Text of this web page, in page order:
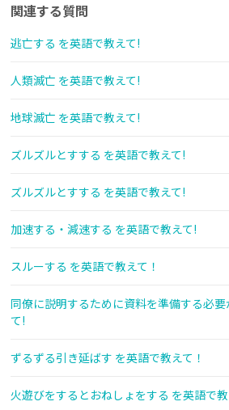
関連する質問
逃亡する を英語で教えて!
人類滅亡 を英語で教えて!
地球滅亡 を英語で教えて!
ズルズルとすする を英語で教えて!
ズルズルとすする を英語で教えて!
加速する・減速する を英語で教えて!
スルーする を英語で教えて！
同僚に説明するために資料を準備する必
て!
ずるずる引き延ばす を英語で教えて！
火遊びをするとおねしょをする を英語で